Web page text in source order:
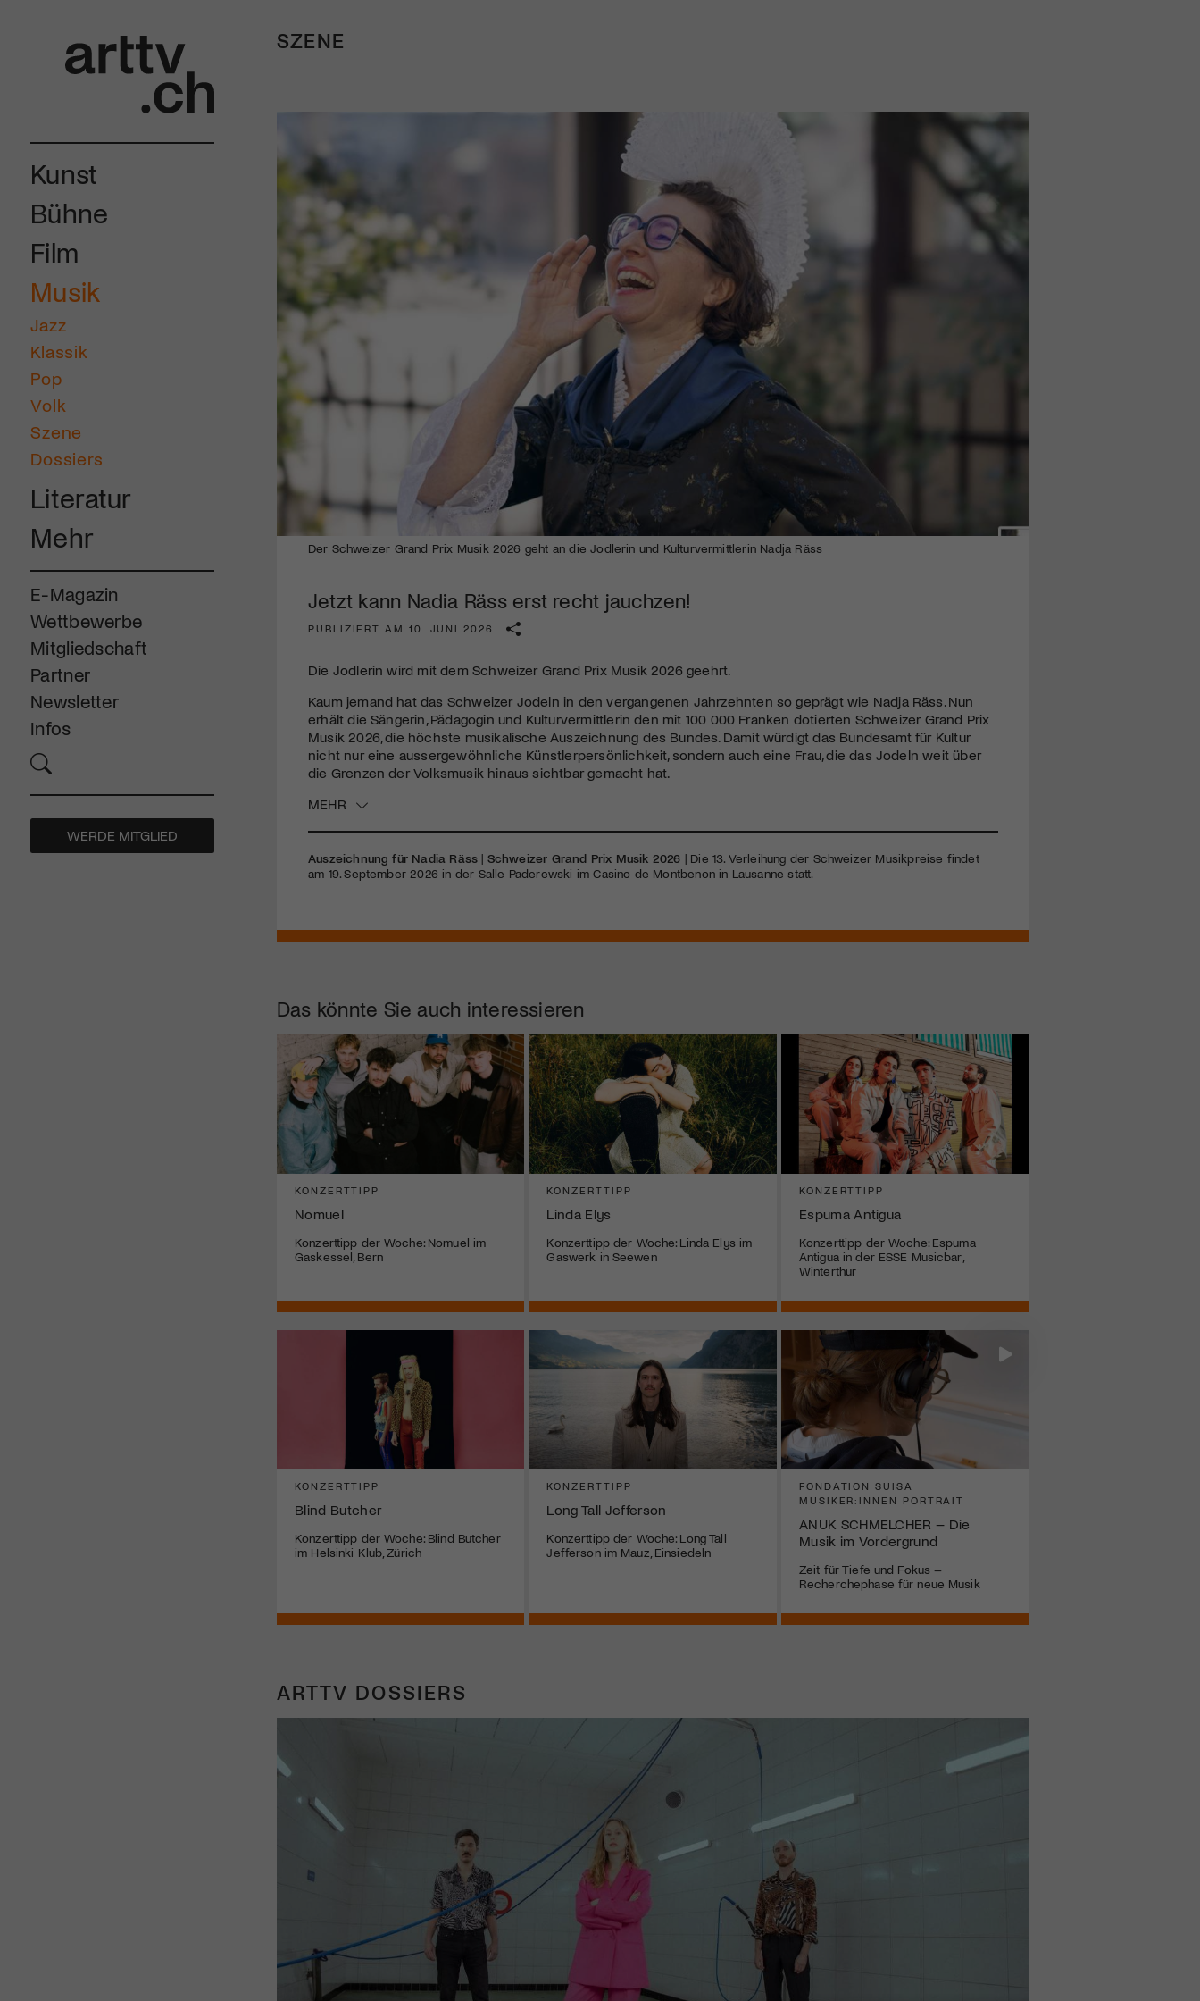
Kunst
Bühne
Film
Musik
Jazz
Klassik
Pop
Volk
Szene
Dossiers
Literatur
Mehr
E-Magazin
Wettbewerbe
Mitgliedschaft
Partner
Newsletter
Infos
WERDE MITGLIED
SZENE
Der Schweizer Grand Prix Musik 2026 geht an die Jodlerin und Kulturvermittlerin Nadja Räss
Jetzt kann Nadia Räss erst recht jauchzen!
PUBLIZIERT AM 10. JUNI 2026
Die Jodlerin wird mit dem Schweizer Grand Prix Musik 2026 geehrt.
Kaum jemand hat das Schweizer Jodeln in den vergangenen Jahrzehnten so geprägt wie Nadja Räss. Nun
erhält die Sängerin, Pädagogin und Kulturvermittlerin den mit 100 000 Franken dotierten Schweizer Grand Prix
Musik 2026, die höchste musikalische Auszeichnung des Bundes. Damit würdigt das Bundesamt für Kultur
nicht nur eine aussergewöhnliche Künstlerpersönlichkeit, sondern auch eine Frau, die das Jodeln weit über
die Grenzen der Volksmusik hinaus sichtbar gemacht hat.
MEHR
Auszeichnung für Nadia Räss | Schweizer Grand Prix Musik 2026 | Die 13. Verleihung der Schweizer Musikpreise findet
am 19. September 2026 in der Salle Paderewski im Casino de Montbenon in Lausanne statt.
Das könnte Sie auch interessieren
KONZERTTIPP
Nomuel
Konzerttipp der Woche: Nomuel im
Gaskessel, Bern
KONZERTTIPP
Linda Elys
Konzerttipp der Woche: Linda Elys im
Gaswerk in Seewen
KONZERTTIPP
Espuma Antigua
Konzerttipp der Woche: Espuma
Antigua in der ESSE Musicbar,
Winterthur
KONZERTTIPP
Blind Butcher
Konzerttipp der Woche: Blind Butcher
im Helsinki Klub, Zürich
KONZERTTIPP
Long Tall Jefferson
Konzerttipp der Woche: Long Tall
Jefferson im Mauz, Einsiedeln
FONDATION SUISA
MUSIKER:INNEN PORTRAIT
ANUK SCHMELCHER – Die
Musik im Vordergrund
Zeit für Tiefe und Fokus –
Recherchephase für neue Musik
ARTTV DOSSIERS
Mach mit: «Be Part of the Art»!
Engagiere dich als Kulturliebhaber:in, Kulturschaffende(r) oder
Kulturinstitution und unterstütze unsere Arbeit.
Mit deiner Mitgliedschaft erhältst du kostenlosen Zugang zu
diversen Kulturevents.
Jetzt Mitglied werden